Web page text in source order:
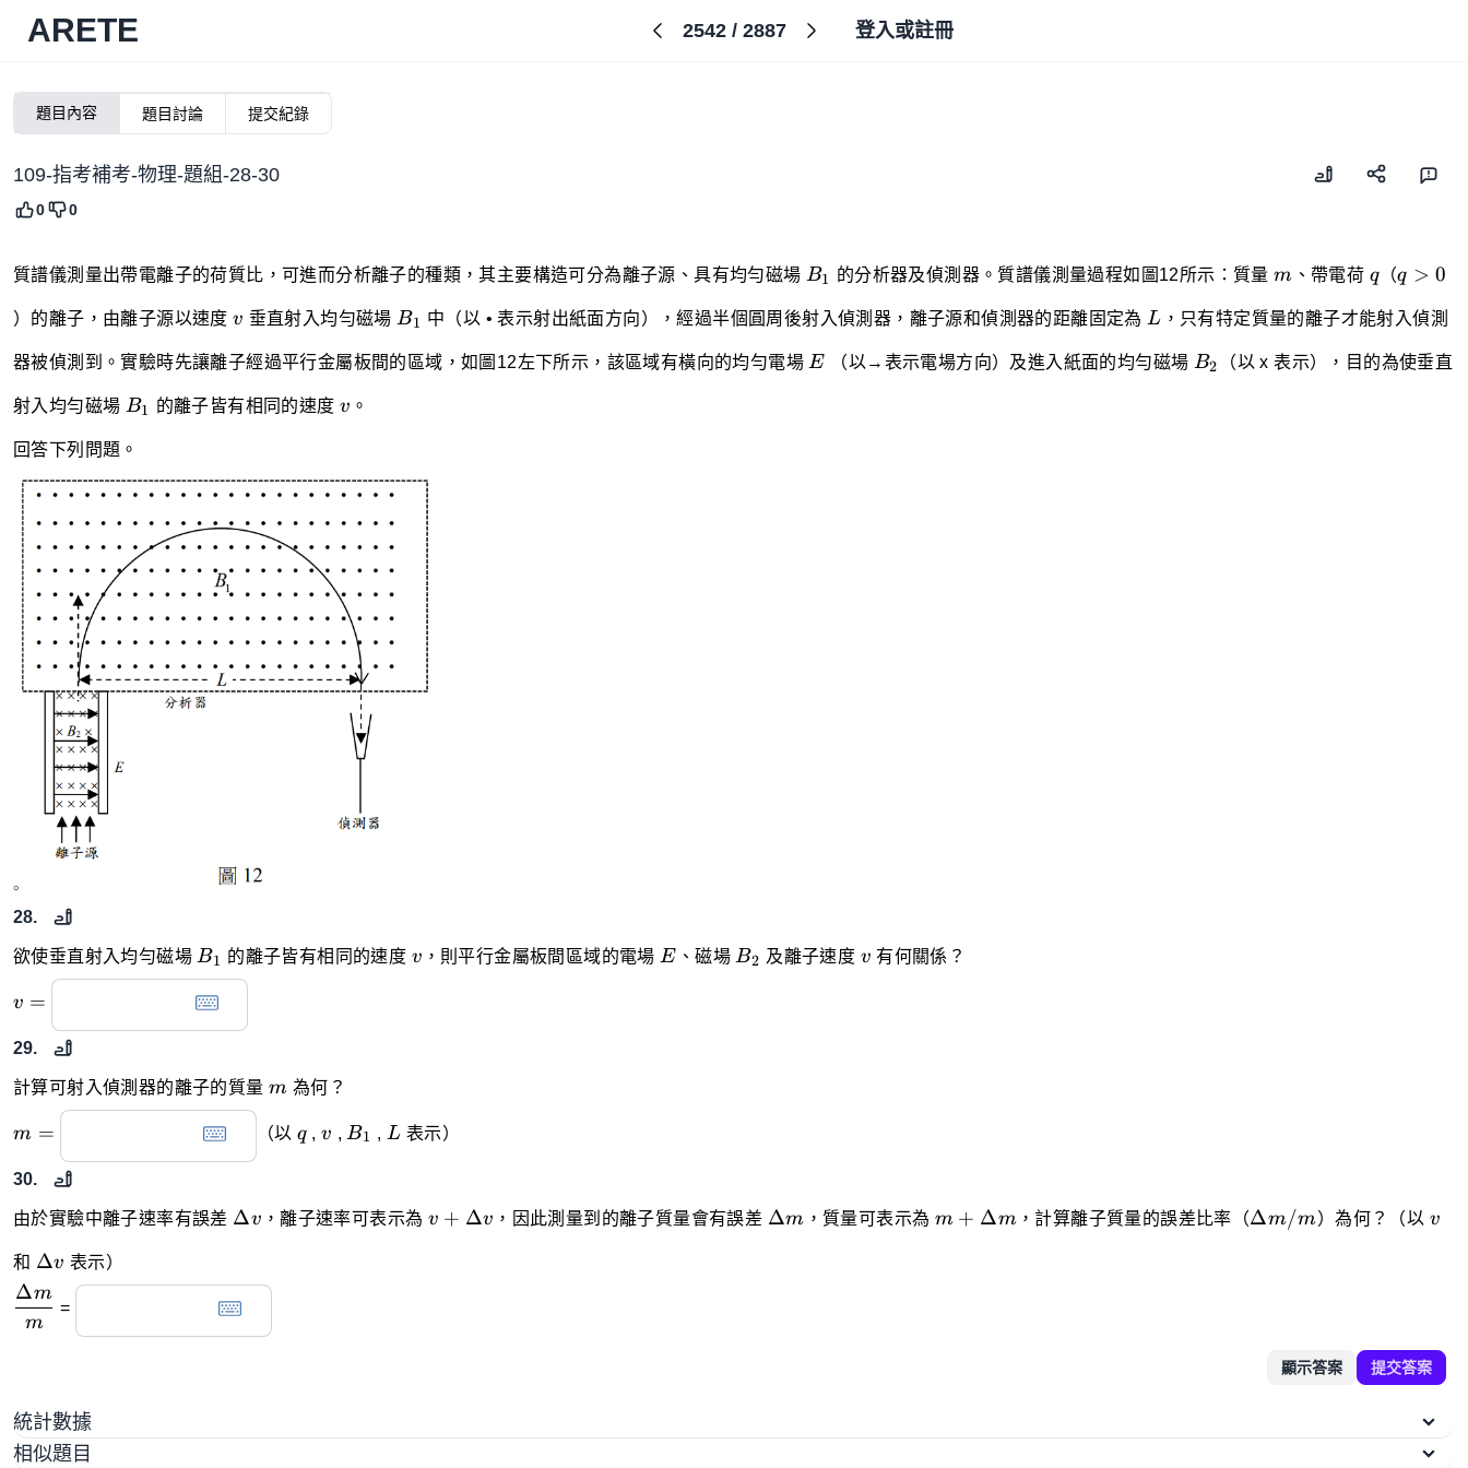
ARETE 2542/ 2887 登入或註冊
題目內容 題目討論 提交紀錄
109-指考補考-物理-題組-28-30
0 0
質譜儀測量出帶電離子的荷質比，可進而分析離子的種類，其主要構造可分為離子源、具有均勻磁場 B_1
B1 的分析器及偵測器。質譜儀測量過程如圖12所示：質量m
m 、帶電荷 q
q（ q>0
q > 0
）的離子，由離子源以速度v
v 垂直射入均勻磁場 B_1
B1 中（以 • 表示射出紙面方向），經過半個圓周後射入偵測器，離子源和偵測器的距離固定為 L
L ，只有特定質量的離子才能射入偵測
器被偵測到。實驗時先讓離子經過平行金屬板間的區域，如圖12左下所示，該區域有橫向的均勻電場 E
E （以→表示電場方向）及進入紙面的均勻磁場 B_2
B2 （以 x 表示），目的為使垂直
射入均勻磁場 B_1
B1 的離子皆有相同的速度 v
v 。
回答下列問題。
28.
欲使垂直射入均勻磁場 B_1
B1 的離子皆有相同的速度 v
v ，則平行金屬板間區域的電場 E
E 、磁場 B_2
B2 及離子速度 v
v 有何關係？
v =
29.
計算可射入偵測器的離子的質量 m
m 為何？
m = （以 q,v , B_1
B1 , L
L 表示）
30.
由於實驗中離子速率有誤差 \Delta
Δv ，離子速率可表示為 v+\Delta
v + Δv ，因此測量到的離子質量會有誤差 \Delta
Δm ，質量可表示為 m+\Delta
m + Δm，計算離子質量的誤差比率（ \Delta
m/m
Δm/m）為何？（以 v
v
和
\Delta
Δv 表示）
\dfrac{\Delta
m}{m}
m
Δm
=
顯示答案 提交答案
統計數據
相似題目